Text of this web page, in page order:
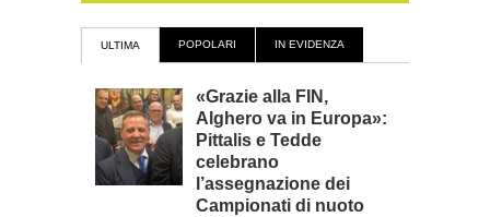
ULTIMA POPOLARI IN EVIDENZA
«Grazie alla FIN,
Alghero va in Europa»:
Pittalis e Tedde
celebrano
l’assegnazione dei
Campionati di nuoto